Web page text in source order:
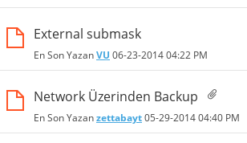
External submask
En Son YazanVU 06-23-201404:22 PM
Network Üzerinden Backup
En Son Yazanzettabayt05-29-201404:40 PM